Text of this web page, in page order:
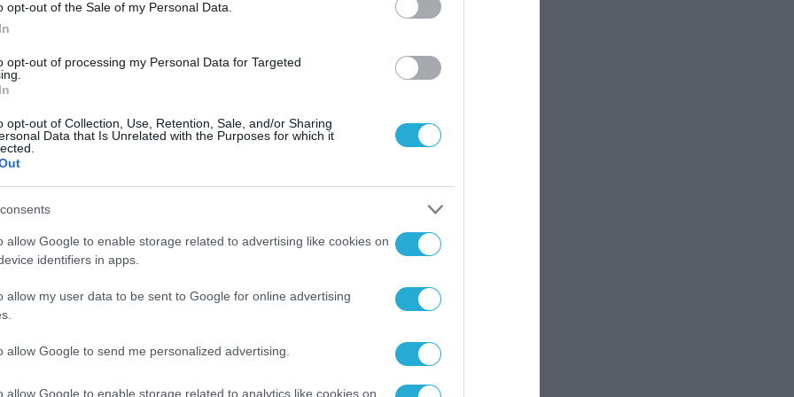
opt-out of the Sale of my Personal Data.
opt-out of processing my Personal Data for Targeted
opt-out of Collection, Use, Retention, Sale, and/or Sharing
Data that Is Unrelated with the Purposes for which it
allow Google to enable storage related to advertising like cookies on
identifiers in apps.
allow my user data to be sent to Google for online advertising
allow Google to send me personalized advertising.
allow Google to enable storage related to analytics like cookies on
βόρειο και ανατολικό Αιγαίο
τα μεγαλύτερα ύψη βροχής.
ισχυροί βοριάδες και θα ξαναπέσει η
εκτιμηθεί αύριο.